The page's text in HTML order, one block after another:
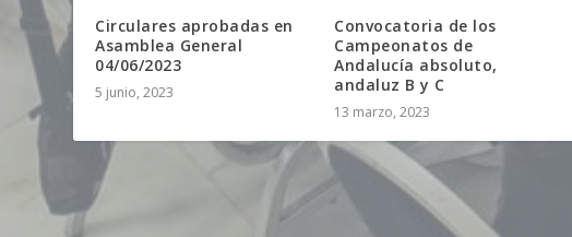
Circulares aprobadas en
Asamblea General
04/06/2023
5 junio, 2023
Convocatoria de los
Campeonatos de
Andalucía absoluto,
andaluz B y C
13 marzo, 2023